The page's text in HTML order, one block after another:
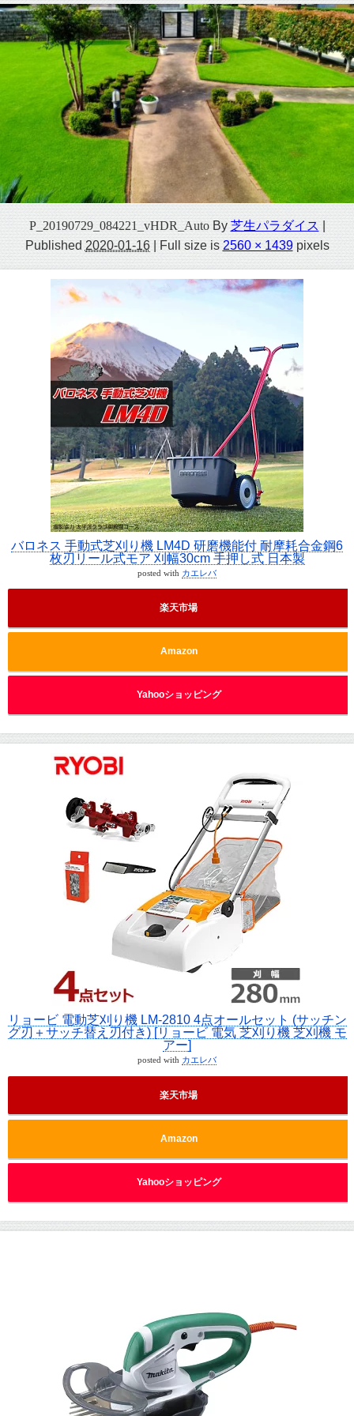
P_20190729_084221_vHDR_Auto By 芝生パラダイス
Published 2020-01-16 |Full size is2560 × 1439pixels
バロネス 手動式芝刈り機 LM4D 研磨機能付 耐摩耗合金鋼6
枚刃リール式モア 刈幅30cm 手押し式 日本製
posted with カエレバ
楽天市場
Amazon
Yahooショッピング
リョービ 電動芝刈り機 LM-2810 4点オールセット (サッチン
グ刃＋サッチ替え刃付き) [リョービ 電気 芝刈り機 芝刈機 モ
アー]
posted with カエレバ
楽天市場
Amazon
Yahooショッピング